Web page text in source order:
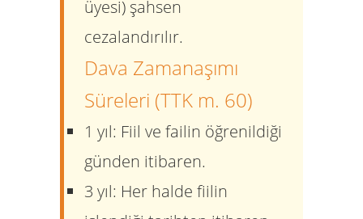
üyesi) şahsen
cezalandırılır.
Dava Zamanaşımı
Süreleri (TTK m. 60)
1 yıl: Fiil ve failin öğrenildiği
günden itibaren.
3 yıl: Her halde fiilin